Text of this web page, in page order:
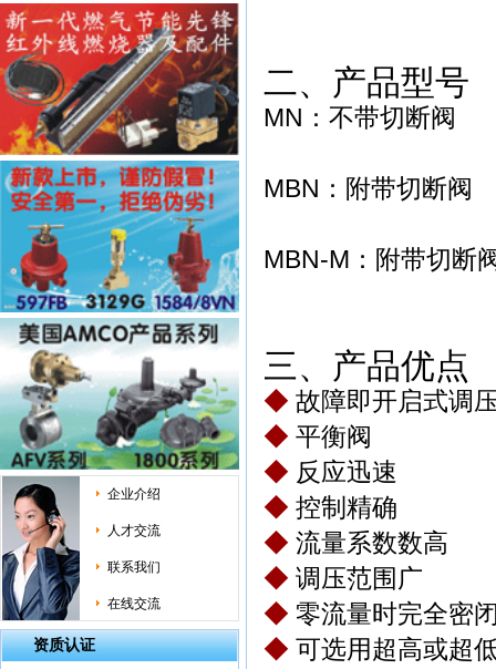
企业介绍
人才交流
联系我们
在线交流
资质认证
二、产品型号
MN ：不带切断阀
MBN ：附带切断阀
MBN-M ：附带切断
三、产品优点
◆ 故障即开启式调
◆ 平衡阀
◆ 反应迅速
◆ 控制精确
◆ 流量系数数高
◆ 调压范围广
◆ 零流量时完全密
◆ 可选用超高或超